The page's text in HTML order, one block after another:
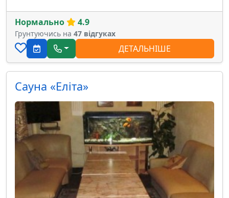
Нормально 4.9
Грунтуючись на 47 відгуках
ДЕТАЛЬНІШЕ
Сауна «Еліта»